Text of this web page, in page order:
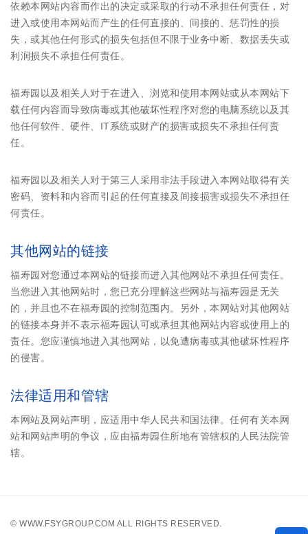
依赖本网站内容而作出的决定或采取的行动不承担任何责任，对
进入或使用本网站而产生的任何直接的、间接的、惩罚性的损
失，或其他任何形式的损失包括但不限于业务中断、数据丢失或
利润损失不承担任何责任。
福寿园以及相关人对于在进入、浏览和使用本网站或从本网站下
载任何内容而导致病毒或其他破坏性程序对您的电脑系统以及其
他任何软件、硬件、IT系统或财产的损害或损失不承担任何责
任。
福寿园以及相关人对于第三人采用非法手段进入本网站取得有关
密码、资料和内容而引起的任何直接及间接损害或损失不承担任
何责任。
其他网站的链接
福寿园对您通过本网站的链接而进入其他网站不承担任何责任。
当您进入其他网站时，您已充分理解这些网站与福寿园是无关
的，并且也不在福寿园的控制范围内。另外，本网站对其他网站
的链接本身并不表示福寿园认可或承担其他网站内容或使用上的
责任。您应谨慎地进入其他网站，以免遭病毒或其他破坏性程序
的侵害。
法律适用和管辖
本网站及网站声明，应适用中华人民共和国法律。任何有关本网
站和网站声明的争议，应由福寿园住所地有管辖权的人民法院管
辖。
© WWW.FSYGROUP.COM ALL RIGHTS RESERVED.